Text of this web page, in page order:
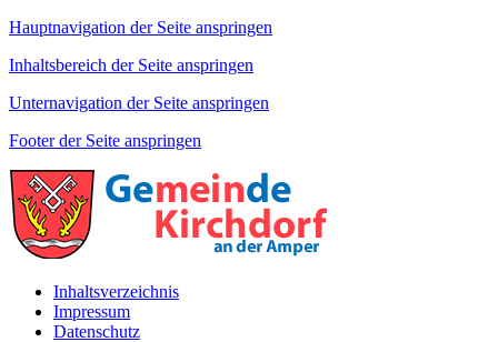
Hauptnavigation der Seite anspringen
Inhaltsbereich der Seite anspringen
Unternavigation der Seite anspringen
Footer der Seite anspringen
Inhaltsverzeichnis
Impressum
Datenschutz